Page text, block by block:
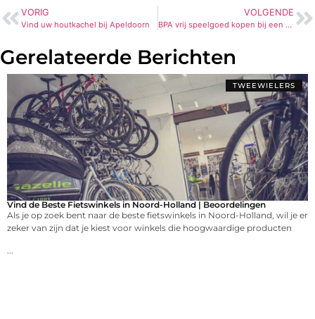
VORIG
Vind uw houtkachel bij Apeldoorn
VOLGENDE
BPA vrij speelgoed kopen bij een groothandel
Gerelateerde Berichten
TWEEWIELERS
Vind de Beste Fietswinkels in Noord-Holland | Beoordelingen
Als je op zoek bent naar de beste fietswinkels in Noord-Holland, wil je er
zeker van zijn dat je kiest voor winkels die hoogwaardige producten
...